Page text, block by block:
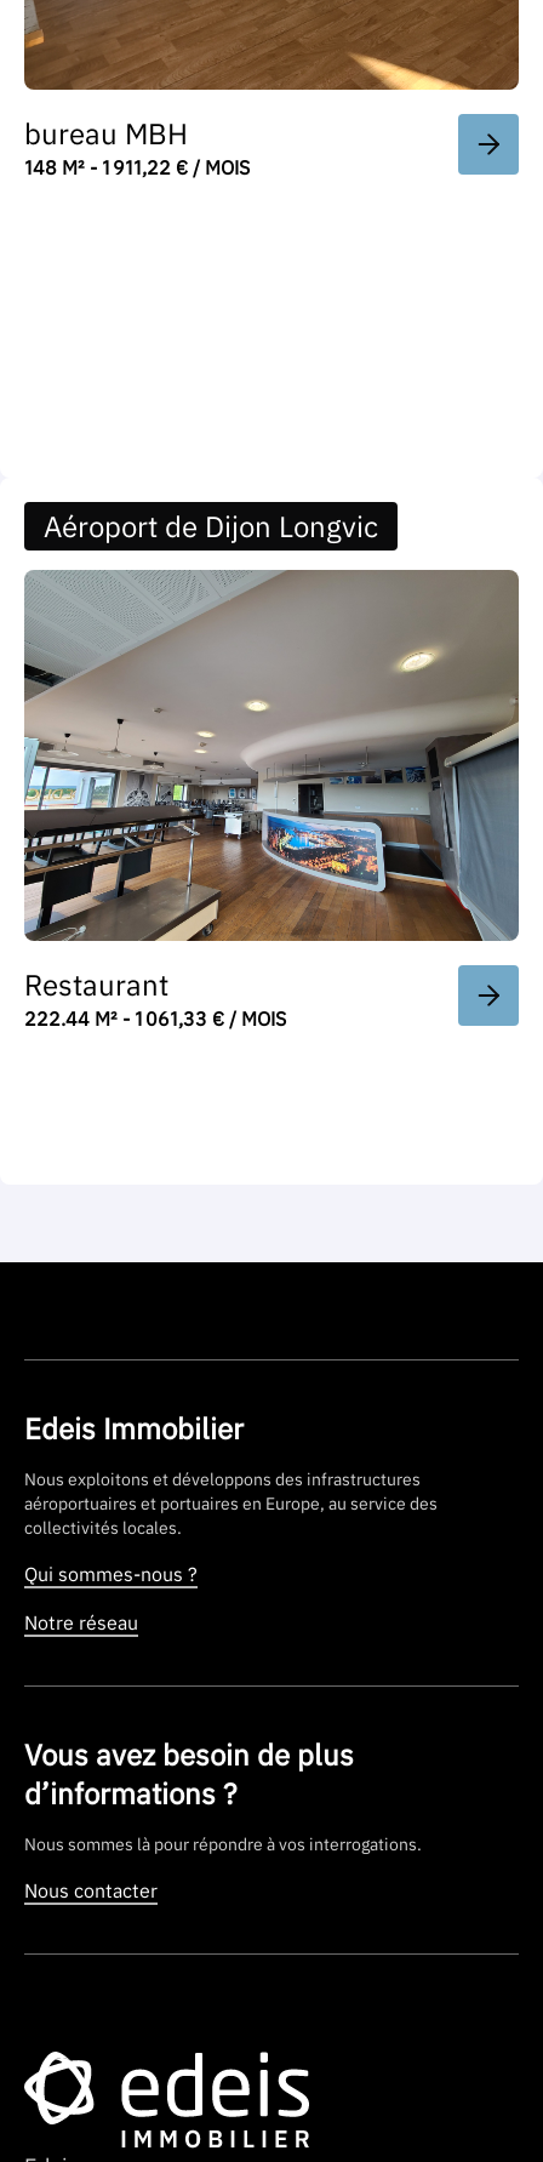
bureau MBH
148 M² - 1 911,22 € / MOIS
Aéroport de Dijon Longvic
Restaurant
222.44 M² - 1 061,33 € / MOIS
Edeis Immobilier
Nous exploitons et développons des infrastructures
aéroportuaires et portuaires en Europe, au service des
collectivités locales.
Qui sommes-nous ?
Notre réseau
Vous avez besoin de plus
d’informations ?
Nous sommes là pour répondre à vos interrogations.
Nous contacter